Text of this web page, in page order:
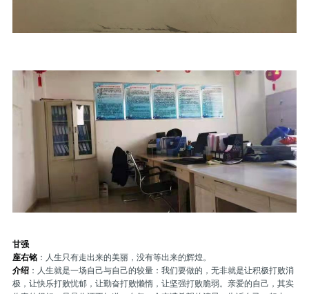
甘强
座右铭：人生只有走出来的美丽，没有等出来的辉煌。
介绍：人生就是一场自己与自己的较量：我们要做的，无非就是让积极打败消
极，让快乐打败忧郁，让勤奋打败懒惰，让坚强打败脆弱。亲爱的自己，其实